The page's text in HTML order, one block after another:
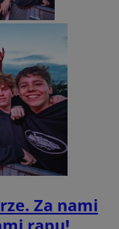
Za nami